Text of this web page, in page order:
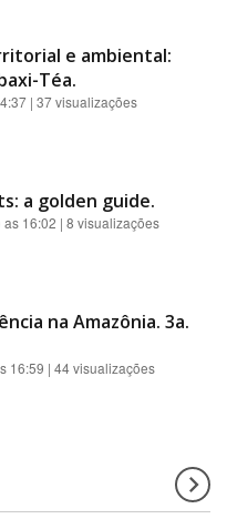
e ambiental:
Téa.
| 37 visualizações
a golden guide.
as 16:02 | 8 visualizações
na Amazônia. 3a.
16:59 | 44 visualizações